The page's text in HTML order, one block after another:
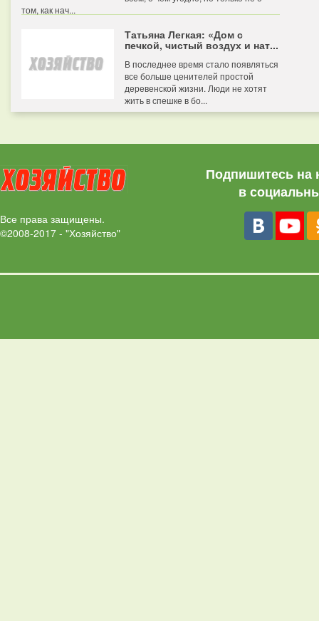
том, как нач...
Татьяна Легкая: «Дом с
печкой, чистый воздух и нат...
В последнее время стало появляться
все больше ценителей простой
деревенской жизни. Люди не хотят
жить в спешке в бо...
Все права защищены.
©2008-2017 - "Хозяйство"
Подпишитесь на
в